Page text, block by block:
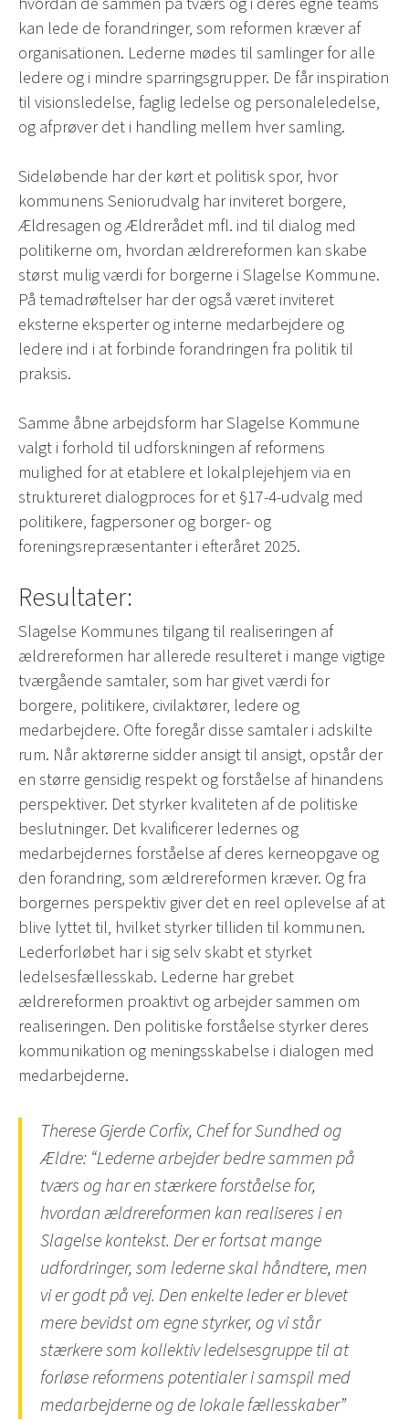
kan lede de forandringer, som reformen kræver af
organisationen. Lederne mødes til samlinger for alle
ledere og i mindre sparringsgrupper. De får inspiration
til visionsledelse, faglig ledelse og personaleledelse,
og afprøver det i handling mellem hver samling.
Sideløbende har der kørt et politisk spor, hvor
kommunens Seniorudvalg har inviteret borgere,
Ældresagen og Ældrerådet mfl. ind til dialog med
politikerne om, hvordan ældrereformen kan skabe
størst mulig værdi for borgerne i Slagelse Kommune.
På temadrøftelser har der også været inviteret
eksterne eksperter og interne medarbejdere og
ledere ind i at forbinde forandringen fra politik til
praksis.
Samme åbne arbejdsform har Slagelse Kommune
valgt i forhold til udforskningen af reformens
mulighed for at etablere et lokalplejehjem via en
struktureret dialogproces for et §17-4-udvalg med
politikere, fagpersoner og borger- og
foreningsrepræsentanter i efteråret 2025.
Resultater:
Slagelse Kommunes tilgang til realiseringen af
ældrereformen har allerede resulteret i mange vigtige
tværgående samtaler, som har givet værdi for
borgere, politikere, civilaktører, ledere og
medarbejdere. Ofte foregår disse samtaler i adskilte
rum. Når aktørerne sidder ansigt til ansigt, opstår der
en større gensidig respekt og forståelse af hinandens
perspektiver. Det styrker kvaliteten af de politiske
beslutninger. Det kvalificerer ledernes og
medarbejdernes forståelse af deres kerneopgave og
den forandring, som ældrereformen kræver. Og fra
borgernes perspektiv giver det en reel oplevelse af at
blive lyttet til, hvilket styrker tilliden til kommunen.
Lederforløbet har i sig selv skabt et styrket
ledelsesfællesskab. Lederne har grebet
ældrereformen proaktivt og arbejder sammen om
realiseringen. Den politiske forståelse styrker deres
kommunikation og meningsskabelse i dialogen med
medarbejderne.
Therese Gjerde Corfix, Chef for Sundhed og
Ældre: “Lederne arbejder bedre sammen på
tværs og har en stærkere forståelse for,
hvordan ældrereformen kan realiseres i en
Slagelse kontekst. Der er fortsat mange
udfordringer, som lederne skal håndtere, men
vi er godt på vej. Den enkelte leder er blevet
mere bevidst om egne styrker, og vi står
stærkere som kollektiv ledelsesgruppe til at
forløse reformens potentialer i samspil med
medarbejderne og de lokale fællesskaber”